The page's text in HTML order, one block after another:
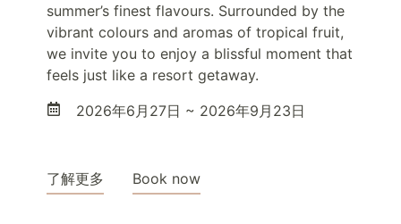
summer’s finest flavours. Surrounded by the
vibrant colours and aromas of tropical fruit,
we invite you to enjoy a blissful moment that
feels just like a resort getaway.
2026年6月27日 ~ 2026年9月23日
了解更多 Book now